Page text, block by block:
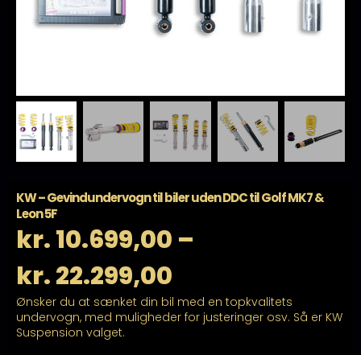
KW – Gevindundervogn til biler uden DDC til Golf MK7 &
Leon 5F
kr.10.699,00 –
kr.22.299,00
kr. 10.699,00
Ønsker du at sænket din bil med en topkvalitets
undervogn, med muligheder for justeringer osv. Så er KW
Suspension valget.